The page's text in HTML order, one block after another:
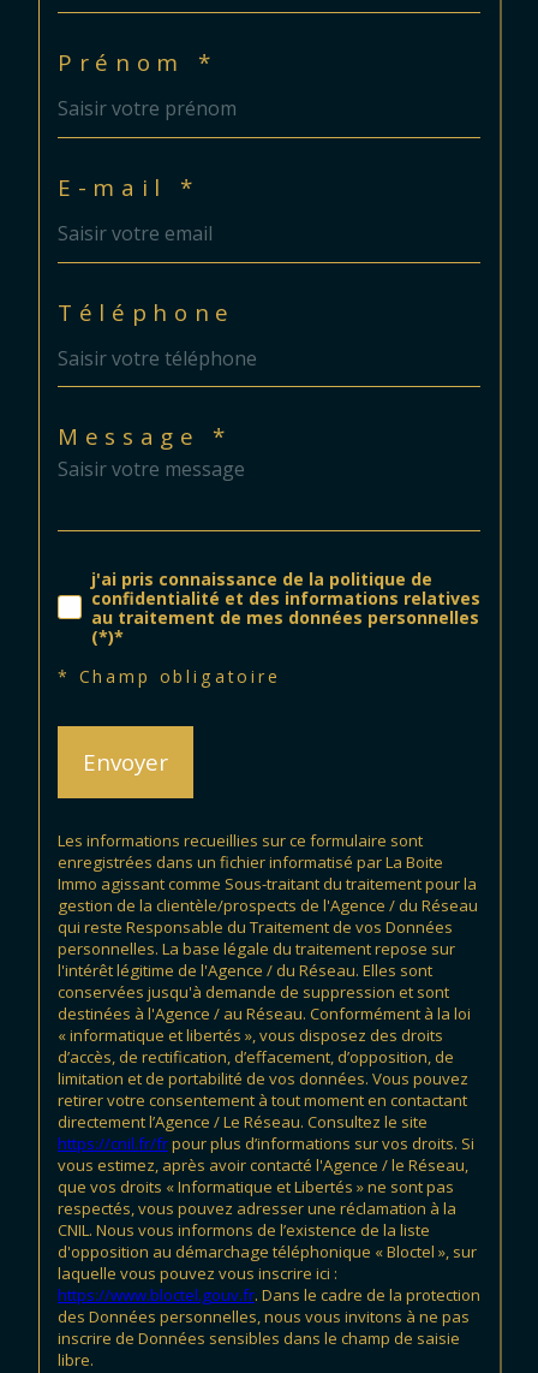
Prénom *
E-mail *
Téléphone
Message *
j'ai pris connaissance de la politique de
confidentialité et des informations relatives
au traitement de mes données personnelles
(*)*
* Champ obligatoire
Envoyer
Les informations recueillies sur ce formulaire sont
enregistrées dans un fichier informatisé par La Boite
Immo agissant comme Sous-traitant du traitement pour la
gestion de la clientèle/prospects de l'Agence / du Réseau
qui reste Responsable du Traitement de vos Données
personnelles. La base légale du traitement repose sur
l'intérêt légitime de l'Agence / du Réseau. Elles sont
conservées jusqu'à demande de suppression et sont
destinées à l'Agence / au Réseau. Conformément à la loi
« informatique et libertés », vous disposez des droits
d’accès, de rectification, d’effacement, d’opposition, de
limitation et de portabilité de vos données. Vous pouvez
retirer votre consentement à tout moment en contactant
directement l’Agence / Le Réseau. Consultez le site
https://cnil.fr/frpour plus d’informations sur vos droits. Si
vous estimez, après avoir contacté l'Agence / le Réseau,
que vos droits « Informatique et Libertés » ne sont pas
respectés, vous pouvez adresser une réclamation à la
CNIL. Nous vous informons de l’existence de la liste
d'opposition au démarchage téléphonique « Bloctel », sur
laquelle vous pouvez vous inscrire ici :
https://www.bloctel.gouv.fr. Dans le cadre de la protection
des Données personnelles, nous vous invitons à ne pas
inscrire de Données sensibles dans le champ de saisie
libre.